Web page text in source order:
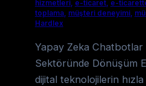
hizmetleri, e-ticaret, e-
toplama, müşteri deneyimi,
Hardlex
Yapay Zeka Chatbotlar
Sektöründe Dönüşüm
dijital teknolojilerin